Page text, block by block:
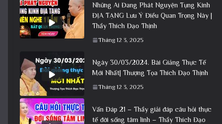
Những Ai Đang Phát Nguyện Tụng Kinh
ĐỊA TẠNG Lưu Ý Điều Quan Trọng Này |
Thầy Thích Đạo Thịnh
Tháng 12 3, 2025
Ngày 30/03/2024. Bài Giảng Thực Tế
Mới Nhất| Thượng Tọa Thích Đạo Thịnh
Tháng 12 3, 2025
Vấn Đáp 21 – Thầy giải đáp câu hỏi thực
tế đời sống tâm linh – Thầy Thích Đạo